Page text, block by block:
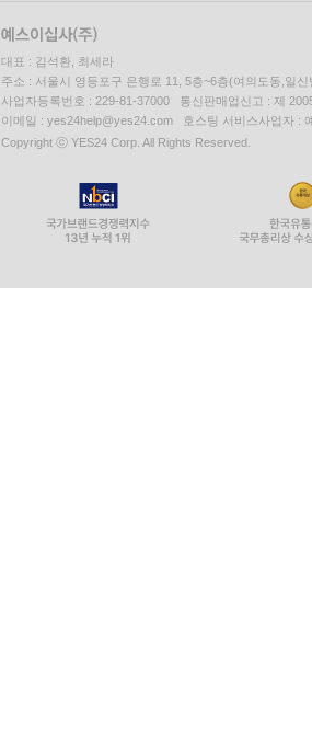
대표 : 김석환, 최세라
주소 : 서울시 영등포구 은행로 11, 5층~6층(여의도동,일신
사업자등록번호 : 229-81-37000 통신판매업신고 : 제
이메일 : yes24help@yes24.com 호스팅 서비스사업자 :
Copyright ⓒ YES24 Corp. All Rights Reserved.